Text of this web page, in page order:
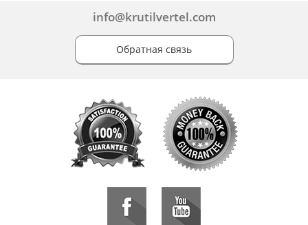
info@krutilvertel.com
Обратная связь